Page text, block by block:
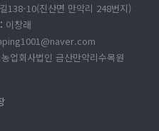
138-10(진산면 만악리 248번지)
이창래
업회사법인 금산만악리수목원